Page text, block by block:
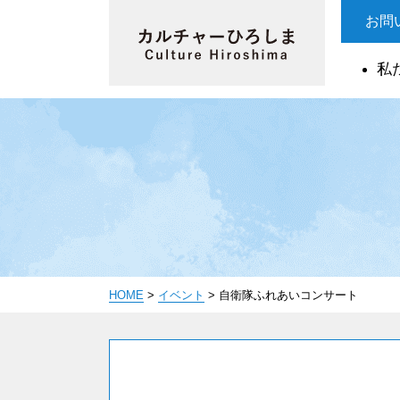
お問
私
HOME > イベント > 自衛隊ふれあいコンサート